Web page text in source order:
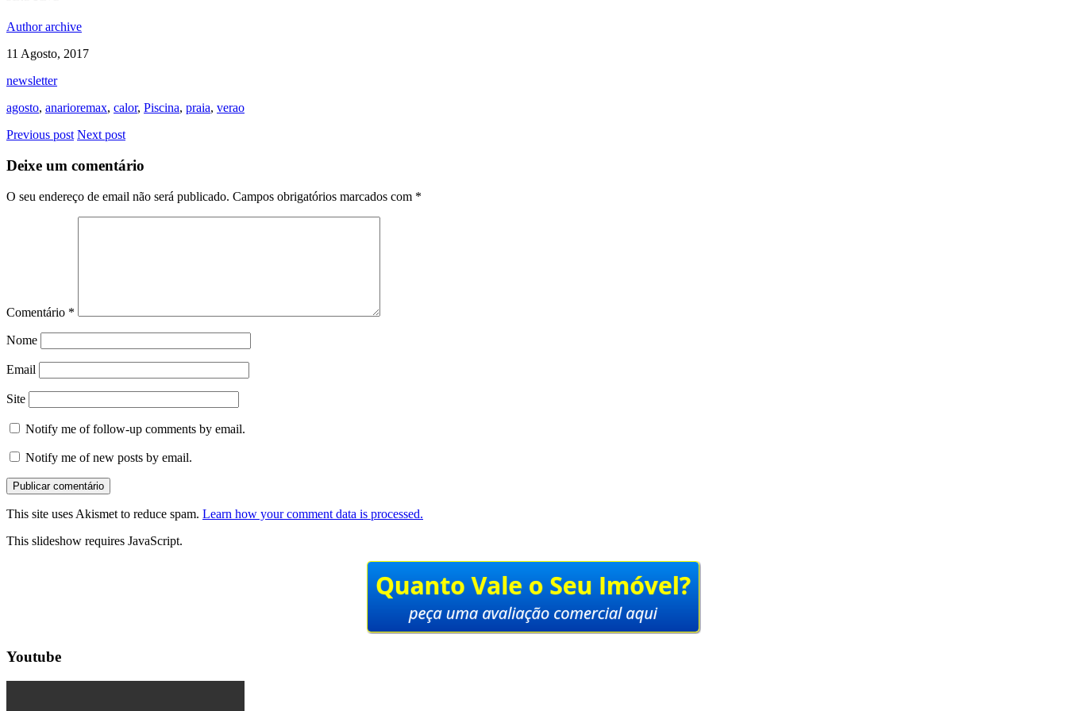
Author archive
11 Agosto, 2017
newsletter
agosto, anarioremax, calor, Piscina, praia, verao
Previous post Next post
Deixe um comentário
O seu endereço de email não será publicado. Campos obrigatórios marcados com *
Comentário *
Nome
Email
Site
Notify me of follow-up comments by email.
Notify me of new posts by email.
This site uses Akismet to reduce spam. Learn how your comment data is processed.
This slideshow requires JavaScript.
Youtube